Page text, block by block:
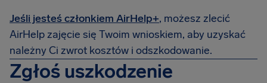
Jeśli jesteś członkiem AirHelp+, możesz zlecić
AirHelp zajęcie się Twoim wnioskiem, aby uzyskać
należny Ci zwrot kosztów i odszkodowanie.
Zgłoś uszkodzenie